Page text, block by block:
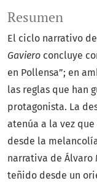
Resumen
El ciclo narrativo de
Gaviero concluye
en Pollensa”; en
las reglas que han
protagonista. La
atenúa a la vez
desde la
narrativa de Álvaro
teñido desde un